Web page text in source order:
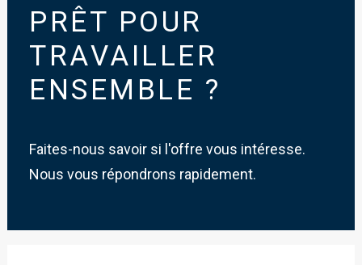
PRÊT POUR
TRAVAILLER
ENSEMBLE ?
Faites-nous savoir si l'offre vous intéresse.
Nous vous répondrons rapidement.